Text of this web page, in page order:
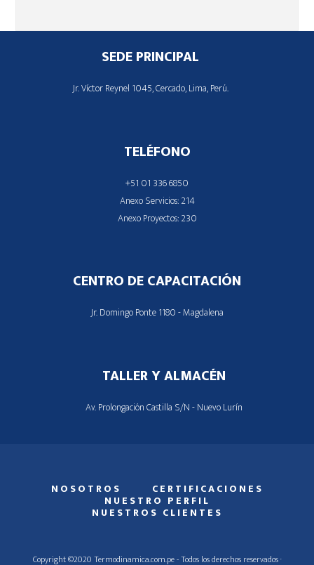
Footer SEDE PRINCIPAL
Jr. Víctor Reynel 1045, Cercado, Lima, Perú.
TELÉFONO
+51 01 336 6850
Anexo Servicios: 214
Anexo Proyectos: 230
CENTRO DE CAPACITACIÓN
Jr. Domingo Ponte 1180 - Magdalena
TALLER Y ALMACÉN
Av. Prolongación Castilla S/N - Nuevo Lurín
NOSOTROS CERTIFICACIONES
NUESTRO PERFIL
NUESTROS CLIENTES
Copyright ©2020 Termodinamica.com.pe - Todos los derechos reservados ·